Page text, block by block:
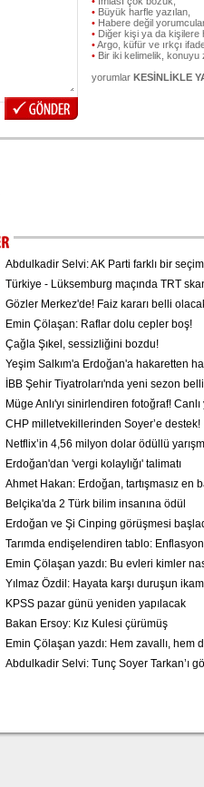
• Büyük harfle yazılan,
• Habere değil
• Diğer kişi ya da kişilere
•Argo, küfür ve ırkçı
• Bir iki kelimelik, konuyu
yorumlar KESİNLİKLE
Abdulkadir Selvi: AK Parti farklı bir
Türkiye - Lüksemburg maçında TRT
Gözler Merkez'de! Faiz kararı belli
Emin Çölaşan: Raflar dolu cepler boş!
Çağla Şıkel, sessizliğini bozdu!
Yeşim Salkım'a Erdoğan'a hakaretten
İBB Şehir Tiyatroları'nda yeni sezon
Müge Anlı'yı sinirlendiren fotoğraf! Canlı
CHP milletvekillerinden Soyer’e destek!
Netflix’in 4,56 milyon dolar ödüllü
Erdoğan'dan 'vergi kolaylığı' talimatı
Ahmet Hakan: Erdoğan, tartışmasız en
Belçika'da 2 Türk bilim insanına ödül
Erdoğan ve Şi Cinping görüşmesi
Tarımda endişelendiren tablo:
Emin Çölaşan yazdı: Bu evleri kimler
Yılmaz Özdil: Hayata karşı duruşun
KPSS pazar günü yeniden yapılacak
Bakan Ersoy: Kız Kulesi çürümüş
Emin Çölaşan yazdı: Hem zavallı, hem
Abdulkadir Selvi: Tunç Soyer Tarkan’ı